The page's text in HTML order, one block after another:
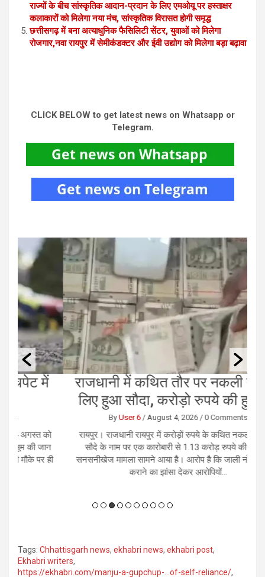
राज्यों के बीच सांस्कृतिक आदान-प्रदान के लिए एमओयू पर हस्ताक्षर
कलाकारों को मिलेगा नया मंच, सांस्कृतिक विरासत होगी समृद्ध
छत्तीसगढ़ में बना अत्याधुनिक फैसिलिटी सेंटर, युवाओं को मिलेगा
रोजगार,नवा रायपुर में सेमीकंडक्टर और ईवी उद्योग को मिलेगा बड़ा बढ़ावा
CLICK BELOW to get latest news on Whatsapp or
Telegram.
राजधानी में कथित तौर पर नकली नोट के
लिए हुआ सौदा, करोड़ो रुपये की हुई ठगी
August 4, 2026/0 Comments
रायपुर। राजधानी रायपुर में करोड़ों रुपये के कथित नकली नोटों के
सौदे के नाम पर एक कारोबारी से 1.13 करोड़ रुपये की ठगी का
सनसनीखेज मामला सामने आया है। आरोप है कि जाली नोट उपलब्ध
कराने का झांसा देकर आरोपियों...
Tags: Chhattisgarh news, ekhabri news, ekhabri post,
Ekhabri writers,
https://ekhabri.com/manju-a-gupchup-…of-self-reliance/,